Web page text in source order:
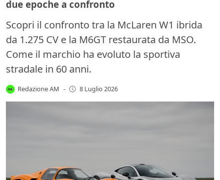
due epoche a confronto
Scopri il confronto tra la McLaren W1 ibrida
da 1.275 CV e la M6GT restaurata da MSO.
Come il marchio ha evoluto la sportiva
stradale in 60 anni.
Redazione AM - 8 Luglio 2026